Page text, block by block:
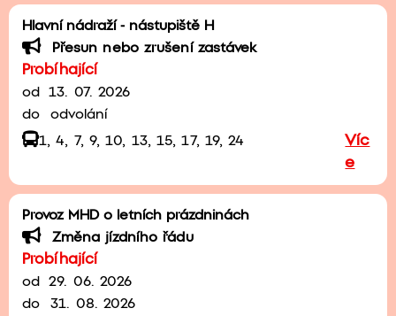
Hlavní nádraží - nástupiště H
Přesun nebo zrušení zastávek
Probíhající
od
13. 07. 2026
do
odvolání
1, 4, 7, 9, 10, 13, 15, 17, 19, 24
Víc
e
Provoz MHD o letních prázdninách
Změna jízdního řádu
Probíhající
od
29. 06. 2026
do
31. 08. 2026